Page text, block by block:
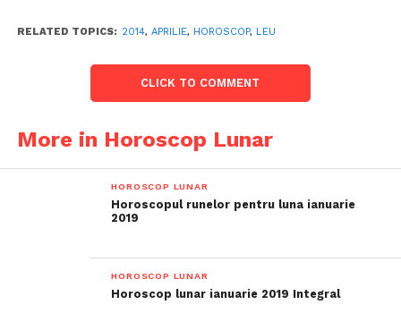
RELATED TOPICS: 2014, APRILIE, HOROSCOP, LEU
CLICK TO COMMENT
More in Horoscop Lunar
HOROSCOP LUNAR
Horoscopul runelor pentru luna ianuarie
2019
HOROSCOP LUNAR
Horoscop lunar ianuarie 2019 Integral